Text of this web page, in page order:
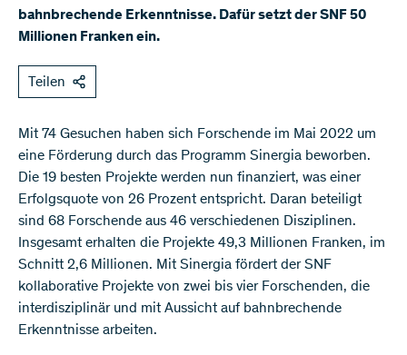
bahnbrechende Erkenntnisse. Dafür setzt der SNF 50
Millionen Franken ein.
Teilen
Mit 74 Gesuchen haben sich Forschende im Mai 2022 um
eine Förderung durch das Programm Sinergia beworben.
Die 19 besten Projekte werden nun finanziert, was einer
Erfolgsquote von 26 Prozent entspricht. Daran beteiligt
sind 68 Forschende aus 46 verschiedenen Disziplinen.
Insgesamt erhalten die Projekte 49,3 Millionen Franken, im
Schnitt 2,6 Millionen. Mit Sinergia fördert der SNF
kollaborative Projekte von zwei bis vier Forschenden, die
interdisziplinär und mit Aussicht auf bahnbrechende
Erkenntnisse arbeiten.